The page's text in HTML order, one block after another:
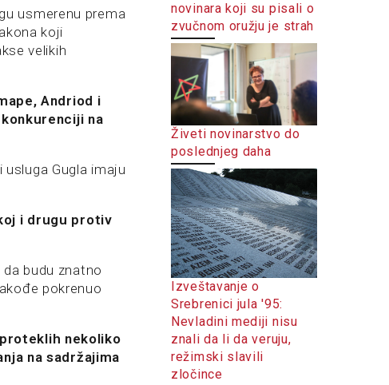
usmerenu prema
koji
velikih
Andriod i
na
Gugla imaju
i drugu protiv
budu znatno
pokrenuo
nekoliko
na sadržajima
novinara koji su pisali o
zvučnom oružju je strah
Živeti novinarstvo do
poslednjeg daha
Izveštavanje o
Srebrenici jula '95:
Nevladini mediji nisu
znali da li da veruju,
režimski slavili
zločince